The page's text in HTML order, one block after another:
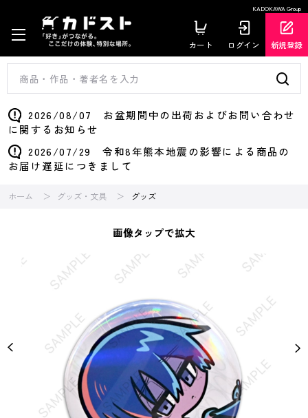
KADOKAWA Group
カート ログイン 新規登録
2026/08/07 お盆期間中の出荷およびお問い合わせ
に関するお知らせ
2026/07/29 令和8年熊本地震の影響による商品の
お届け遅延につきまして
ホーム グッズ・文具 グッズ
画像タップで拡大